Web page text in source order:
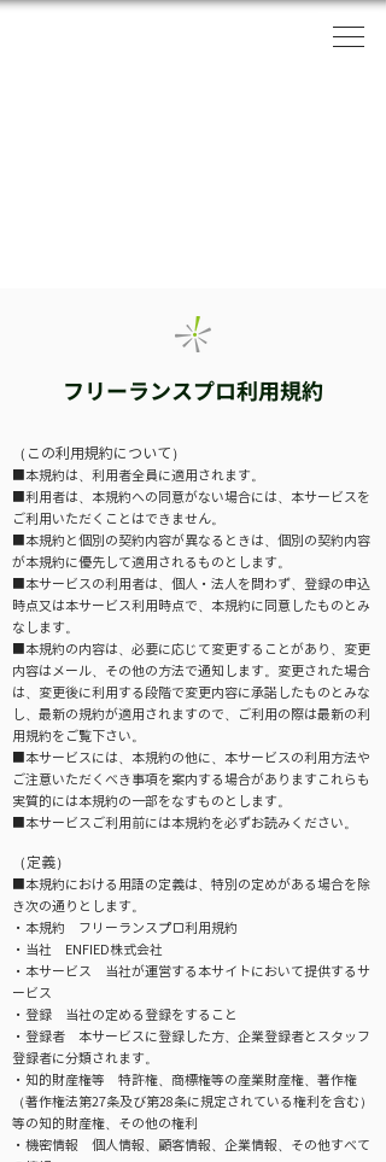
フリーランスプロ利用規約
（この利用規約について）
■本規約は、利用者全員に適用されます。
■利用者は、本規約への同意がない場合には、本サービスを
ご利用いただくことはできません。
■本規約と個別の契約内容が異なるときは、個別の契約内容
が本規約に優先して適用されるものとします。
■本サービスの利用者は、個人・法人を問わず、登録の申込
時点又は本サービス利用時点で、本規約に同意したものとみ
なします。
■本規約の内容は、必要に応じて変更することがあり、変更
内容はメール、その他の方法で通知します。変更された場合
は、変更後に利用する段階で変更内容に承諾したものとみな
し、最新の規約が適用されますので、ご利用の際は最新の利
用規約をご覧下さい。
■本サービスには、本規約の他に、本サービスの利用方法や
ご注意いただくべき事項を案内する場合がありますこれらも
実質的には本規約の一部をなすものとします。
■本サービスご利用前には本規約を必ずお読みください。
（定義）
■本規約における用語の定義は、特別の定めがある場合を除
き次の通りとします。
・本規約 フリーランスプロ利用規約
・当社 ENFIED株式会社
・本サービス 当社が運営する本サイトにおいて提供するサ
ービス
・登録 当社の定める登録をすること
・登録者 本サービスに登録した方、企業登録者とスタッフ
登録者に分類されます。
・知的財産権等 特許権、商標権等の産業財産権、著作権
（著作権法第27条及び第28条に規定されている権利を含む）
等の知的財産権、その他の権利
・機密情報 個人情報、顧客情報、企業情報、その他すべて